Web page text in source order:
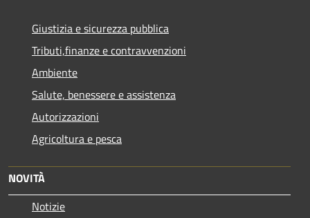
Giustizia e sicurezza pubblica
Tributi,finanze e contravvenzioni
Ambiente
Salute, benessere e assistenza
Autorizzazioni
Agricoltura e pesca
NOVITÀ
Notizie